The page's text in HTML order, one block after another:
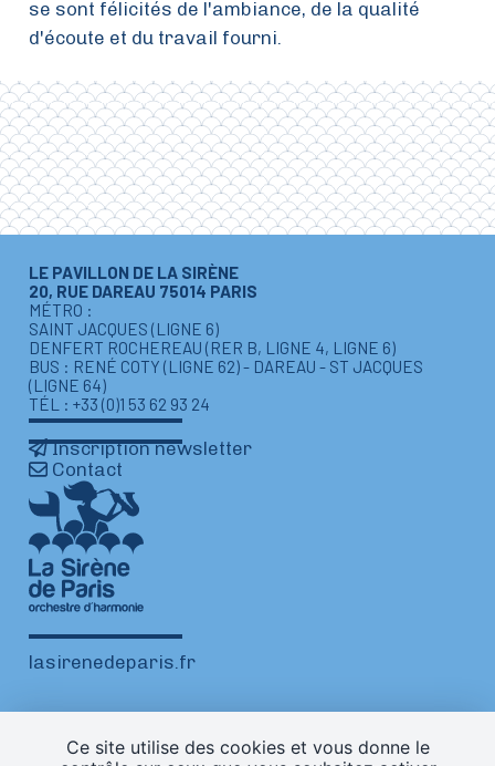
Ce site utilise des cookies et vous donne le
se sont félicités de l'ambiance, de la qualité
d'écoute et du travail fourni.
LE PAVILLON DE LA SIRÈNE
20, RUE DAREAU 75014 PARIS
MÉTRO :
SAINT JACQUES (LIGNE 6)
DENFERT ROCHEREAU (RER B, LIGNE 4, LIGNE 6)
BUS : RENÉ COTY (LIGNE 62) - DAREAU - ST JACQUES
(LIGNE 64)
TÉL : +33 (0)1 53 62 93 24
Inscription newsletter
Contact
lasirenedeparis.fr